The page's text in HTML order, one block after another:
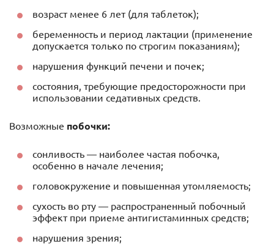
возраст менее 6 лет (для таблеток);
беременность и период лактации (применение
допускается только по строгим показаниям);
нарушения функций печени и почек;
состояния, требующие предосторожности при
использовании седативных средств.
Возможные побочки:
сонливость — наиболее частая побочка,
особенно в начале лечения;
головокружение и повышенная утомляемость;
сухость во рту — распространенный побочный
эффект при приеме антигистаминных средств;
нарушения зрения;